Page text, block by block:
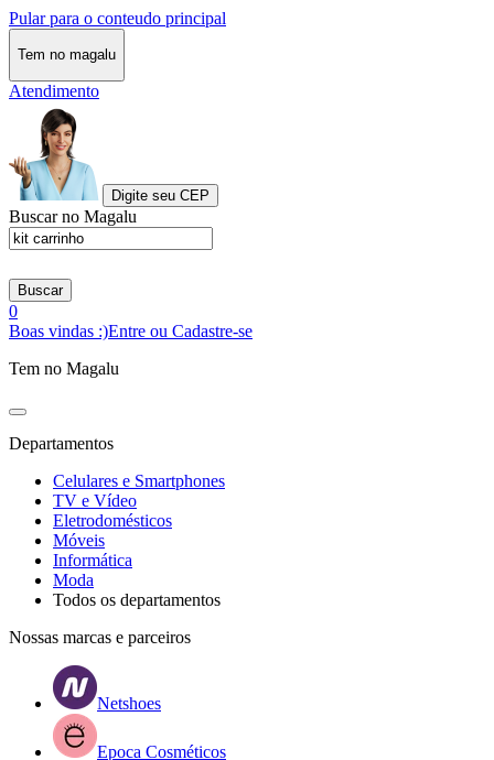
Pular para o conteudo principal
Tem no magalu
Atendimento
Digite seu CEP
Buscar no Magalu
Buscar
0
Boas vindas :)Entre ou Cadastre-se
Tem no Magalu
Departamentos
Celulares e Smartphones
TV e Vídeo
Eletrodomésticos
Móveis
Informática
Moda
Todos os departamentos
Nossas marcas e parceiros
Netshoes
Epoca Cosméticos